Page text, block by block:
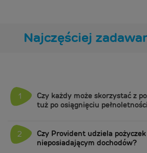
Najczęściej
1
Czy każdy może skorzystać z
tuż po osiągnięciu
2
Czy Provident udziela
nieposiadającym dochodów?